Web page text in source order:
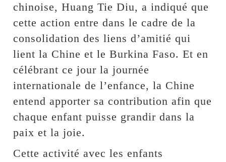
chinoise, ‎Huang Tie Diu, a indiqué que
cette action entre dans le cadre de la
consolidation des liens d’amitié qui
lient la Chine et le Burkina Faso. Et en
célébrant ce jour la journée
internationale de l’enfance, la Chine
entend apporter sa contribution afin que
chaque enfant puisse grandir dans la
paix et la joie.
Cette activité avec les enfants